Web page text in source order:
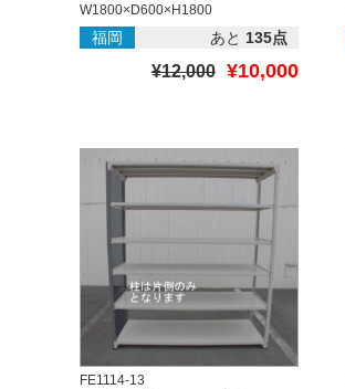
W1800×D600×H1800
福岡 あと 135点
¥12,000 ¥10,000
FE1114-13